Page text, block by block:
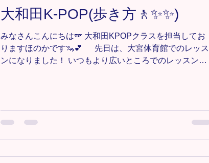
さい📩💕 ＊-＊-＊-＊-＊-＊-＊-＊-＊-＊-＊
#TiaraDanceSchool #キッズダンス #キッズチア #埼玉ダ
ッ
大和田K-POP(歩き方🚶✨✨)
みなさんこんにちは🪽 大和田KPOPクラスを担当してお
りますほのかです🦦💕 先日は、大宮体育館でのレッス
ンになりました！ いつもより広いところでのレッスンだ
たくさん進みましたが、みんなしっかりとできていて素
晴らしかったです！ 来週もどんどん振り付けを覚えて頑
＊-＊-＊-＊-＊-＊ 新メンバー募集中‼️ 見学•体験0円✨ お気